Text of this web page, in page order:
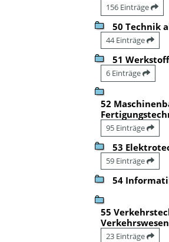
156 Einträge
50 Technik
44 Einträge
51
6 Einträge
52
95 Einträge
53
59 Einträge
54
55
Verkehrswesen
23 Einträge